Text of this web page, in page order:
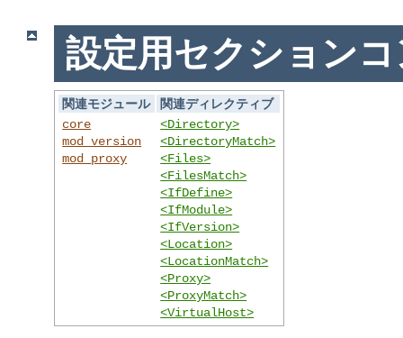
設定用セクション
関連モジュール
関連ディレクティブ
core
mod_version
mod_proxy
<Directory>
<DirectoryMatch>
<Files>
<FilesMatch>
<IfDefine>
<IfModule>
<IfVersion>
<Location>
<LocationMatch>
<Proxy>
<ProxyMatch>
<VirtualHost>